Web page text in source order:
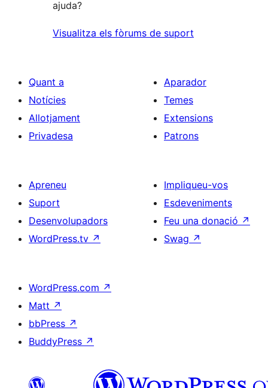
ajuda?
Visualitza els fòrums de suport
Quant a
Notícies
Allotjament
Privadesa
Aparador
Temes
Extensions
Patrons
Apreneu
Suport
Desenvolupadors
WordPress.tv ↗
Impliqueu-vos
Esdeveniments
Feu una donació ↗
Swag ↗
WordPress.com ↗
Matt ↗
bbPress ↗
BuddyPress ↗